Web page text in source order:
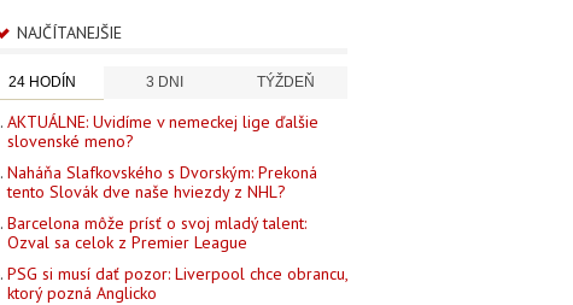
NAJČÍTANEJŠIE
24 HODÍN 3 DNI TÝŽDEŇ
AKTUÁLNE: Uvidíme v nemeckej lige ďalšie
slovenské meno?
Naháňa Slafkovského s Dvorským: Prekoná
tento Slovák dve naše hviezdy z NHL?
Barcelona môže prísť o svoj mladý talent:
Ozval sa celok z Premier League
PSG si musí dať pozor: Liverpool chce obrancu,
ktorý pozná Anglicko